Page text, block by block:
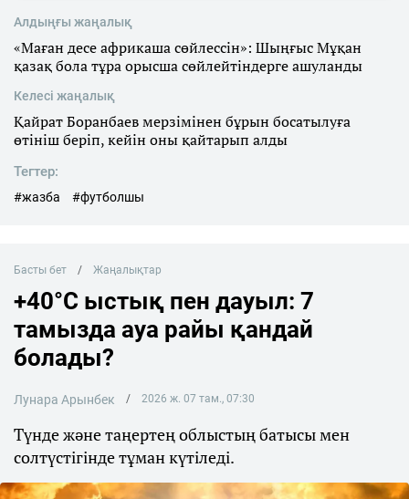
Алдыңғы жаңалық
«Маған десе африкаша сөйлессін»: Шыңғыс Мұқан
қазақ бола тұра орысша сөйлейтіндерге ашуланды
Келесі жаңалық
Қайрат Боранбаев мерзімінен бұрын босатылуға
өтініш беріп, кейін оны қайтарып алды
Тегтер:
#жазба #футболшы
Басты бет Жаңалықтар
+40°C ыстық пен дауыл: 7
тамызда ауа райы қандай
болады?
Лунара Арынбек 2026 ж. 07 там., 07:30
Түнде және таңертең облыстың батысы мен
солтүстігінде тұман күтіледі.